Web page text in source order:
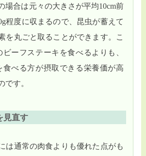
場合は元々の大きさが平均10cm前
程度に収まるので、昆虫が蓄えて
を丸ごと取ることができます。こ
ビーフステーキを食べるよりも、
食べる方が摂取できる栄養価が高
です。
見直す
は通常の肉食よりも優れた点がも